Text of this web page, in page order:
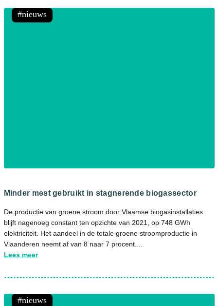
Minder mest gebruikt in stagnerende biogassector
De productie van groene stroom door Vlaamse biogasinstallaties
blijft nagenoeg constant ten opzichte van 2021, op 748 GWh
elektriciteit. Het aandeel in de totale groene stroomproductie in
Vlaanderen neemt af van 8 naar 7 procent....
nieuws
Lees meer
nieuws